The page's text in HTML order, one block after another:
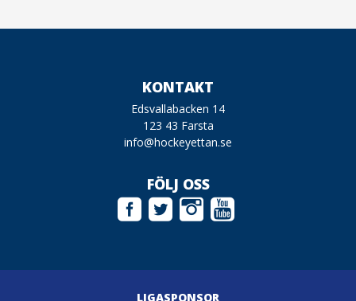
KONTAKT
Edsvallabacken 14
123 43 Farsta
info@hockeyettan.se
FÖLJ OSS
LIGASPONSOR